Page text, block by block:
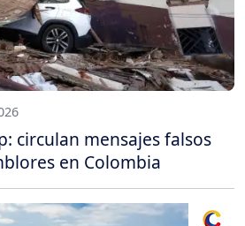
circulan mensajes falsos
en Colombia